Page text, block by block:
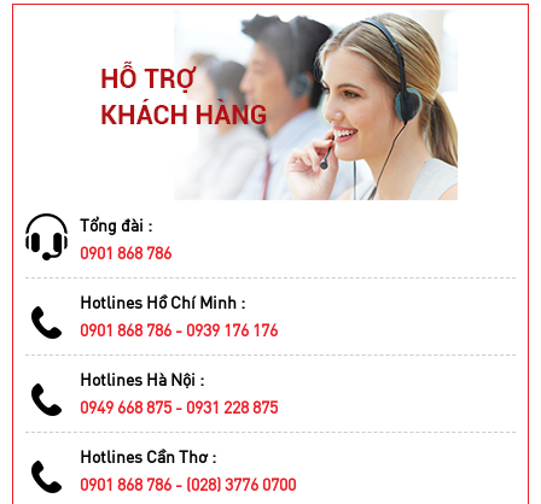
Tổng đài :
0901 868 786
Hotlines Hồ Chí Minh :
0901 868 786 - 0939 176 176
Hotlines Hà Nội :
0949 668 875 - 0931 228 875
Hotlines Cần Thơ :
0901 868 786 - (028) 3776 0700